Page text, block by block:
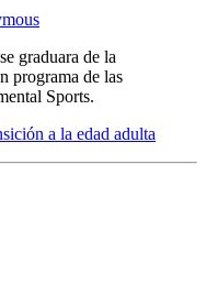
graduara de la
programa de las
Sports.
a la edad adulta